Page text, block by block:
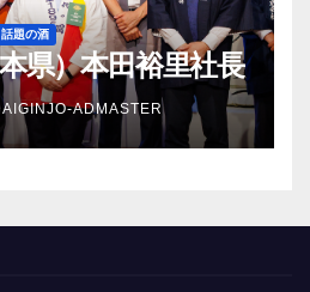
話題の酒
県）本田裕里社長
ADMASTER